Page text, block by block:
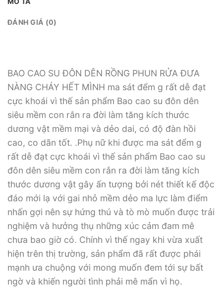
ĐÁNH GIÁ (0)
BAO CAO SU ĐÔN DÊN RỒNG PHUN RỬA ĐƯA
NÀNG CHÁY HẾT MÌNH ma sát đểm g rất dễ đạt
cực khoái vì thế sản phẩm Bao cao su đôn dên
siêu mềm con rắn ra đời làm tăng kích thước
dương vật mềm mại và dẻo dai, có độ đàn hồi
cao, co dãn tốt. .Phụ nữ khi được ma sát đểm g
rất dễ đạt cực khoái vì thế sản phẩm Bao cao su
đôn dên siêu mềm con rắn ra đời làm tăng kích
thước dương vật gây ấn tượng bởi nét thiết kế độc
đáo mới lạ với gai nhỏ mềm dẻo ma lực làm điểm
nhấn gợi nên sự hứng thú và tò mò muốn được trải
nghiệm và hưởng thụ những xúc cảm đam mê
chưa bao giờ có. Chính vì thế ngay khi vừa xuất
hiện trên thị trường, sản phẩm đã rất được phái
mạnh ưa chuộng với mong muốn đem tới sự bất
ngờ và khiến người tình phải mê mẩn vì họ.